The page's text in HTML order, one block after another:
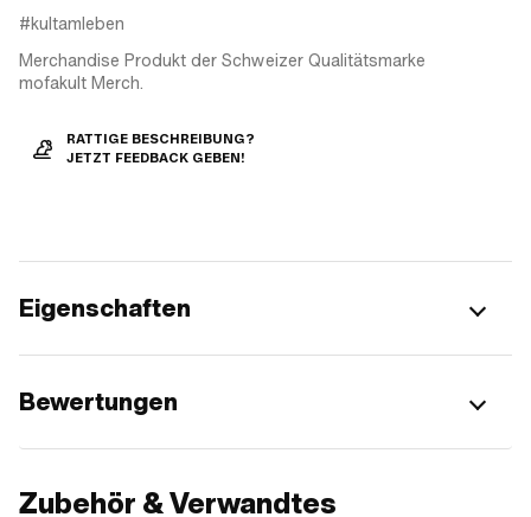
#kultamleben
Merchandise Produkt der Schweizer Qualitätsmarke
mofakult Merch.
RATTIGE BESCHREIBUNG?
JETZT FEEDBACK GEBEN!
Eigenschaften
Bewertungen
Zubehör & Verwandtes